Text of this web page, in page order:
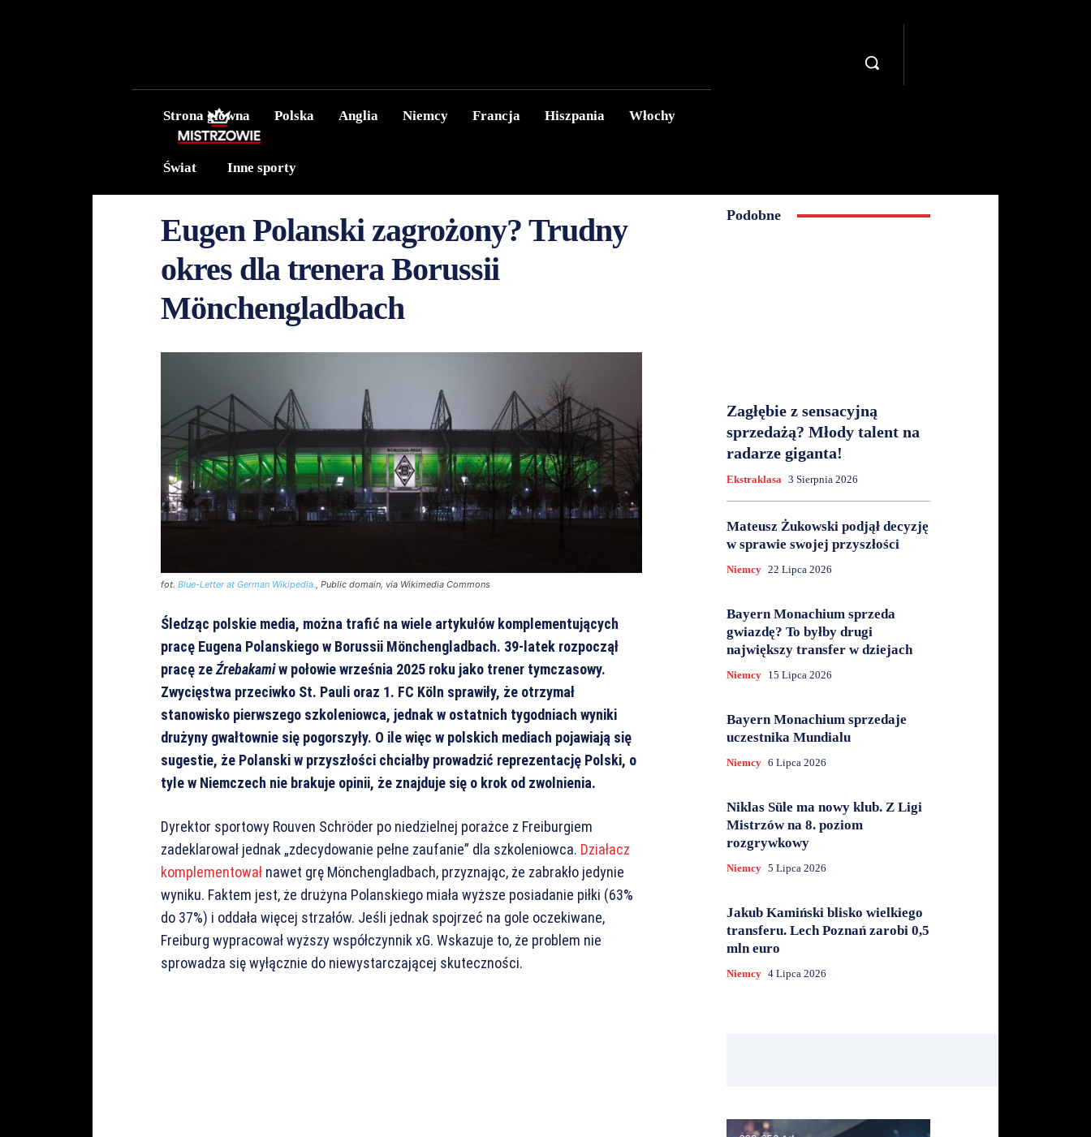
Strona główna Polska Anglia Niemcy Francja Hiszpania Włochy
Świat Inne sporty
Eugen Polanski zagrożony? Trudny
okres dla trenera Borussii
Mönchengladbach
fot. Blue-Letter at German Wikipedia., Public domain, via Wikimedia Commons
Śledząc polskie media, można trafić na wiele artykułów komplementujących
pracę Eugena Polanskiego w Borussii Mönchengladbach. 39-latek rozpoczął
pracę zeŹrebakamiw połowie września 2025 roku jako trener tymczasowy.
Zwycięstwa przeciwko St. Pauli oraz 1. FC Köln sprawiły, że otrzymał
stanowisko pierwszego szkoleniowca, jednak w ostatnich tygodniach wyniki
drużyny gwałtownie się pogorszyły. O ile więc w polskich mediach pojawiają się
sugestie, że Polanski w przyszłości chciałby prowadzić reprezentację Polski, o
tyle w Niemczech nie brakuje opinii, że znajduje się o krok od zwolnienia.
Dyrektor sportowy Rouven Schröder po niedzielnej porażce z Freiburgiem
zadeklarował jednak „zdecydowanie pełne zaufanie” dla szkoleniowca. Działacz
komplementował nawet grę Mönchengladbach, przyznając, że zabrakło jedynie
wyniku. Faktem jest, że drużyna Polanskiego miała wyższe posiadanie piłki (63%
do 37%) i oddała więcej strzałów. Jeśli jednak spojrzeć na gole oczekiwane,
Freiburg wypracował wyższy współczynnik xG. Wskazuje to, że problem nie
sprowadza się wyłącznie do niewystarczającej skuteczności.
Podobne
Zagłębie z sensacyjną
sprzedażą? Młody talent na
radarze giganta!
Ekstraklasa 3 Sierpnia 2026
Mateusz Żukowski podjął decyzję
w sprawie swojej przyszłości
Niemcy 22 Lipca 2026
Bayern Monachium sprzeda
gwiazdę? To byłby drugi
największy transfer w dziejach
Niemcy 15 Lipca 2026
Bayern Monachium sprzedaje
uczestnika Mundialu
Niemcy 6 Lipca 2026
Niklas Süle ma nowy klub. Z Ligi
Mistrzów na 8. poziom
rozgrywkowy
Niemcy 5 Lipca 2026
Jakub Kamiński blisko wielkiego
transferu. Lech Poznań zarobi 0,5
mln euro
Niemcy 4 Lipca 2026